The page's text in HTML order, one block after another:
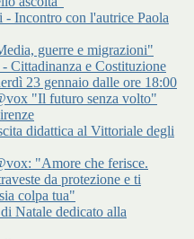
Incontro con l'autrice Paola
guerre e migrazioni"
Cittadinanza e Costituzione
23 gennaio dalle ore 18:00
"Il futuro senza volto"
didattica al Vittoriale degli
"Amore che ferisce.
da protezione e ti
colpa tua"
Natale dedicato alla